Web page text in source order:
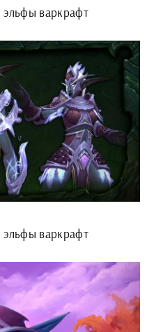
варкрафт
варкрафт